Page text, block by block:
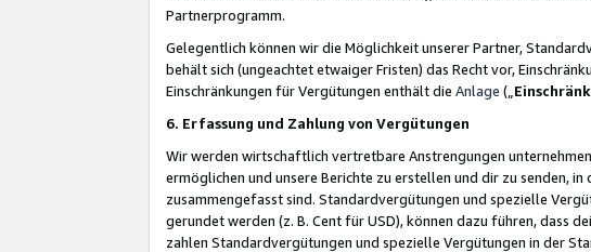
Partnerprogramm.
Gelegentlich können wir die Möglichkeit unserer Partner,
behält sich (ungeachtet etwaiger Fristen) das Recht vor,
Einschränkungen für Vergütungen enthält die Anlage („
6. Erfassung und Zahlung von Vergütungen
Wir werden wirtschaftlich vertretbare Anstrengungen
ermöglichen und unsere Berichte zu erstellen und dir zu senden,
zusammengefasst sind. Standardvergütungen und spezielle
gerundet werden (z. B. Cent für USD), können dazu führen, dass
zahlen Standardvergütungen und spezielle Vergütungen in der